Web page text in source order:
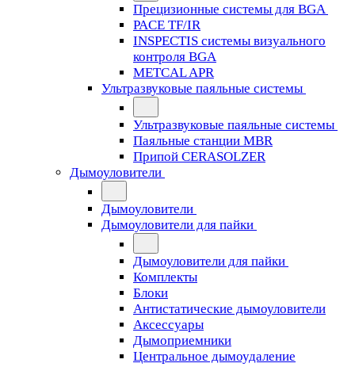
Прецизионные системы для BGA
PACE TF/IR
INSPECTIS системы визуального
контроля BGA
METCAL APR
Ультразвуковые паяльные системы
Ультразвуковые паяльные системы
Паяльные станции MBR
Припой CERASOLZER
Дымоуловители
Дымоуловители
Дымоуловители для пайки
Дымоуловители для пайки
Комплекты
Блоки
Антистатические дымоуловители
Аксессуары
Дымоприемники
Центральное дымоудаление